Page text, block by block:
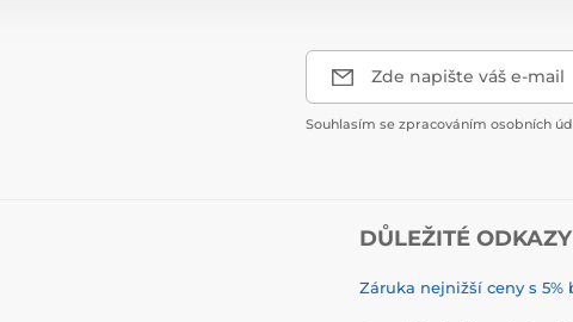
Zde napište váš e-mail
Souhlasím se zpracováním osobních
DŮLEŽITÉ ODKAZY
Záruka nejnižší ceny s 5%